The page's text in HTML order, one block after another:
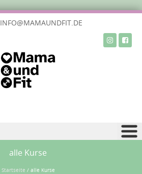
INFO@MAMAUNDFIT.DE
alle Kurse
Startseite /alle Kurse